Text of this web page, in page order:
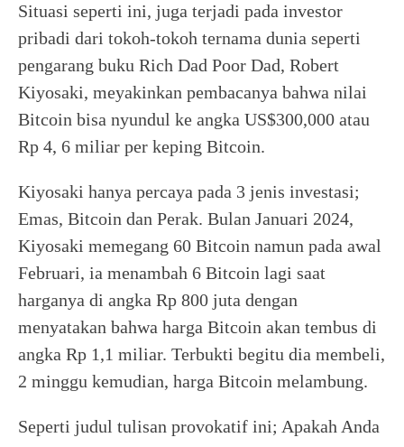
Situasi seperti ini, juga terjadi pada investor
pribadi dari tokoh-tokoh ternama dunia seperti
pengarang buku Rich Dad Poor Dad, Robert
Kiyosaki, meyakinkan pembacanya bahwa nilai
Bitcoin bisa nyundul ke angka US$300,000 atau
Rp 4, 6 miliar per keping Bitcoin.
Kiyosaki hanya percaya pada 3 jenis investasi;
Emas, Bitcoin dan Perak. Bulan Januari 2024,
Kiyosaki memegang 60 Bitcoin namun pada awal
Februari, ia menambah 6 Bitcoin lagi saat
harganya di angka Rp 800 juta dengan
menyatakan bahwa harga Bitcoin akan tembus di
angka Rp 1,1 miliar. Terbukti begitu dia membeli,
2 minggu kemudian, harga Bitcoin melambung.
Seperti judul tulisan provokatif ini; Apakah Anda